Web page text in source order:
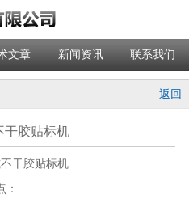
文章 新闻资讯 联系我们
返回
干胶贴标机
：